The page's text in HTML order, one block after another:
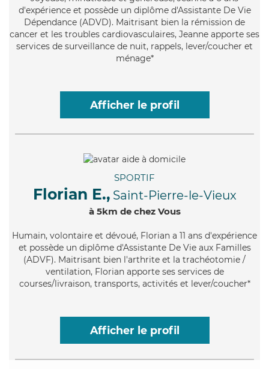
d'expérience et possède un diplôme d'Assistante De Vie
Dépendance (ADVD). Maitrisant bien la rémission de
cancer et les troubles cardiovasculaires, Jeanne apporte ses
services de surveillance de nuit, rappels, lever/coucher et
ménage*
Afficher le profil
SPORTIF
Florian E., Saint-Pierre-le-Vieux
à 5km de chez Vous
Humain, volontaire et dévoué, Florian a 11 ans d'expérience
et possède un diplôme d'Assistante De Vie aux Familles
(ADVF). Maitrisant bien l'arthrite et la trachéotomie /
ventilation, Florian apporte ses services de
courses/livraison, transports, activités et lever/coucher*
Afficher le profil